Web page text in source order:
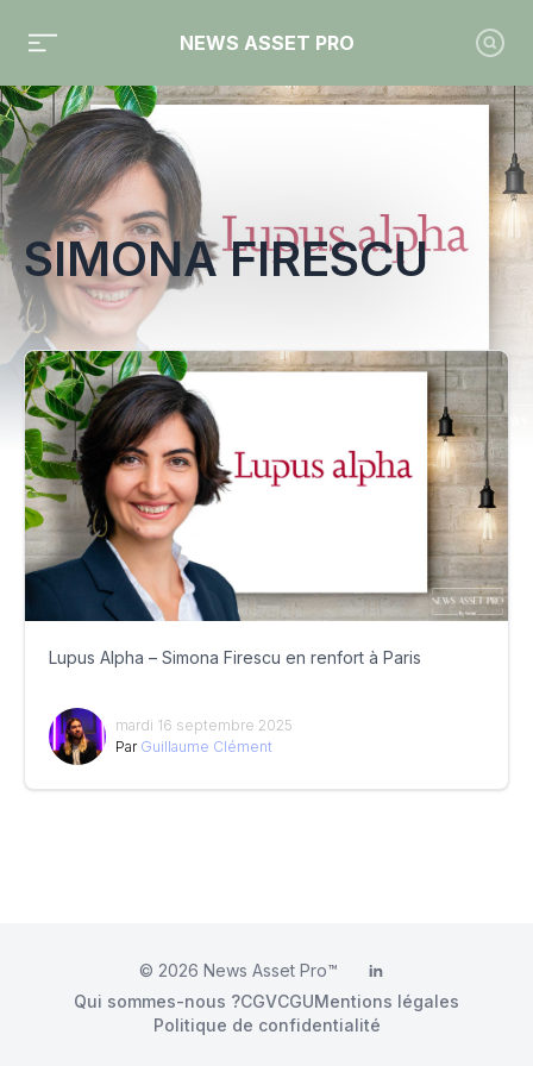
NEWS ASSET PRO
Toute l'actualité sur le tag "Simona Firescu"
SIMONA FIRESCU
Lupus Alpha – Simona Firescu en renfort à Paris
mardi 16 septembre 2025
Par Guillaume Clément
© 2026 News Asset Pro™ LinkedIn
Qui sommes-nous ?CGVCGUMentions légales
Politique de confidentialité